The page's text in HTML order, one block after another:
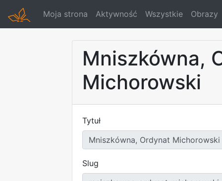
Moja strona Aktywność Wszystkie Obrazy
Mniszkówna,
Michorowski
Tytuł
Slug